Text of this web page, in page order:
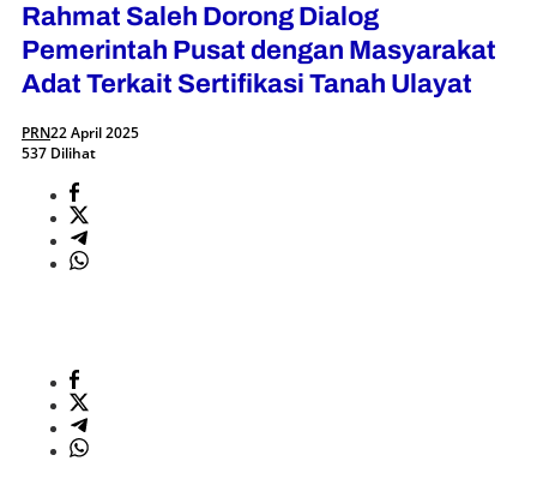
Rahmat Saleh Dorong Dialog
Pemerintah Pusat dengan Masyarakat
Adat Terkait Sertifikasi Tanah Ulayat
PRN22 April 2025
537 Dilihat